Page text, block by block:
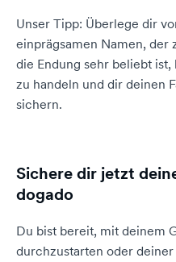
Unser Tipp: Überlege dir
einprägsamen Namen, der
die Endung sehr beliebt
zu handeln und dir deinen
sichern.
Sichere dir jetzt
dogado
Du bist bereit, mit deinem
durchzustarten oder